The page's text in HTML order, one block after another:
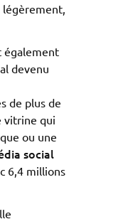
également
devenu
de plus de
vitrine qui
ou une
social
6,4 millions